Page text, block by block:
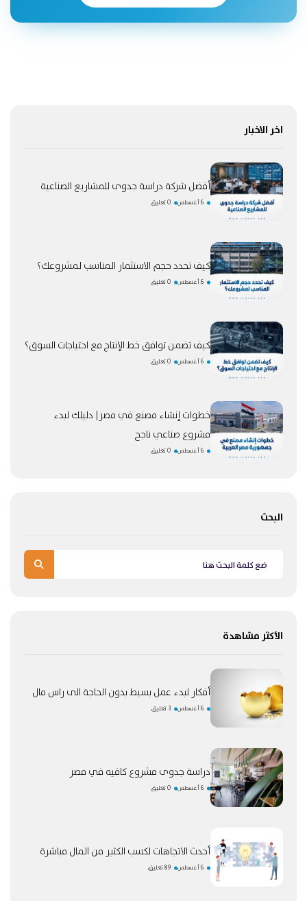
اخر الاخبار
أفضل شركة دراسة جدوى للمشاريع الصناعية
6 أغسطس 0 تعليق
كيف تحدد حجم الاستثمار المناسب لمشروعك؟
6 أغسطس 0 تعليق
كيف تضمن توافق خط الإنتاج مع احتياجات السوق؟
6 أغسطس 0 تعليق
خطوات إنشاء مصنع في مصر| دليلك لبدء
مشروع صناعي ناجح
6 أغسطس 0 تعليق
البحث
الأكثر مشاهدة
أفكار لبدء عمل بسيط بدون الحاجة الى راس مال
6 أغسطس 3 تعليق
دراسة جدوى مشروع كافيه في مصر
6 أغسطس 0 تعليق
أحدث الاتجاهات لكسب الكثير من المال مباشرة
6 أغسطس 89 تعليق